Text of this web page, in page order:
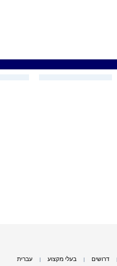
דרושים בעלי מקצוע עברית